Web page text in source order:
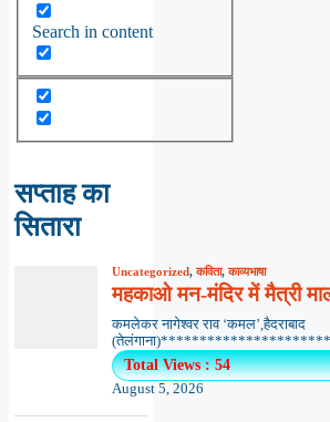
Search in content
सप्ताह का
सितारा
Uncategorized,कविता,काव्यभाषा
महकाओ मन-मंदिर में मैत्री
कमलेकर नागेश्वर राव ‘कमल’,हैदराबाद
Total Views : 54
August 5, 2026